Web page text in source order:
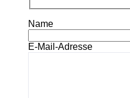
Name
E-Mail-Adresse